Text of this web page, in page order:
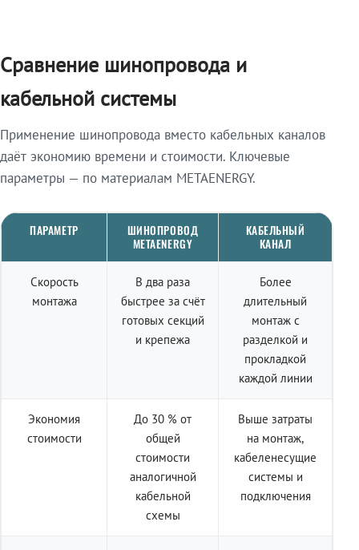
Сравнение шинопровода и
кабельной системы
Применение шинопровода вместо кабельных каналов
даёт экономию времени и стоимости. Ключевые
параметры — по материалам METAENERGY.
ПАРАМЕТР
ШИНОПРОВОД
METAENERGY
КАБЕЛЬНЫЙ
КАНАЛ
Скорость
монтажа
В два раза
быстрее за счёт
готовых секций
и крепежа
Более
длительный
монтаж с
разделкой и
прокладкой
каждой линии
Экономия
стоимости
До 30 % от
общей
стоимости
аналогичной
кабельной
схемы
Выше затраты
на монтаж,
кабеленесущие
системы и
подключения